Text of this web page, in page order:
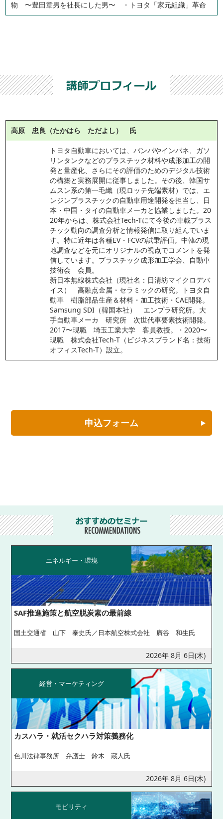
物 〜豊田章男を社長にした男〜 ・トヨタ「家元組織」革命
高原 忠良（たかはら ただよし） 氏
トヨタ自動車においては、バンパやインパネ、ガソ
リンタンクなどのプラスチック材料や成形加工の開
発と量産化、さらにその評価のためのデジタル技術
の構築と実務展開に従事しました。その後、韓国サ
ムスン系の第一毛織（現ロッテ先端素材）では、エ
ンジンプラスチックの自動車用途開発を担当し、日
本・中国・タイの自動車メーカと協業しました。20
20年からは、株式会社Tech-Tにて今後の車載プラス
チック動向の調査分析と情報発信に取り組んでいま
す。特に近年は各種EV・FCVの試乗評価。中韓の現
地調査などを元にオリジナルの視点でコメントを発
信しています。プラスチック成形加工学会、自動車
技術会　会員。
新日本無線株式会社（現社名：日清紡マイクロデバ
イス）　高融点金属・セラミックの研究。トヨタ自
動車　樹脂部品生産＆材料・加工技術・CAE開発。
Samsung SDI（韓国本社）　エンプラ研究所。大
手自動車メーカ　研究所　次世代車要素技術開発。
2017〜現職　埼玉工業大学　客員教授。・2020〜
現職　株式会社Tech-T（ビジネスブランド名：技術
オフィスTech-T）設立。
申込フォーム
エネルギー・環境
SAF推進施策と航空脱炭素の最前線
国土交通省 山下 泰史氏／日本航空株式会社 廣谷 和生氏
2026年 8月 6日(木)
経営・マーケティング
カスハラ・就活セクハラ対策義務化
色川法律事務所 弁護士 鈴木 蔵人氏
2026年 8月 6日(木)
モビリティ